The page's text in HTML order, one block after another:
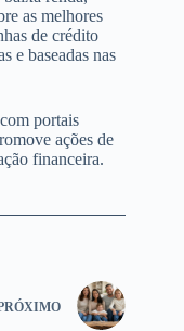
as melhores
de crédito
e baseadas nas
portais
ações de
financeira.